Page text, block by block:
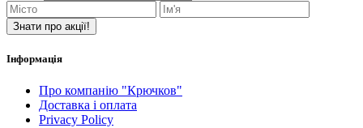
Знати про акції!
Інформація
Про компанію "Крючков"
Доставка і оплата
Privacy Policy